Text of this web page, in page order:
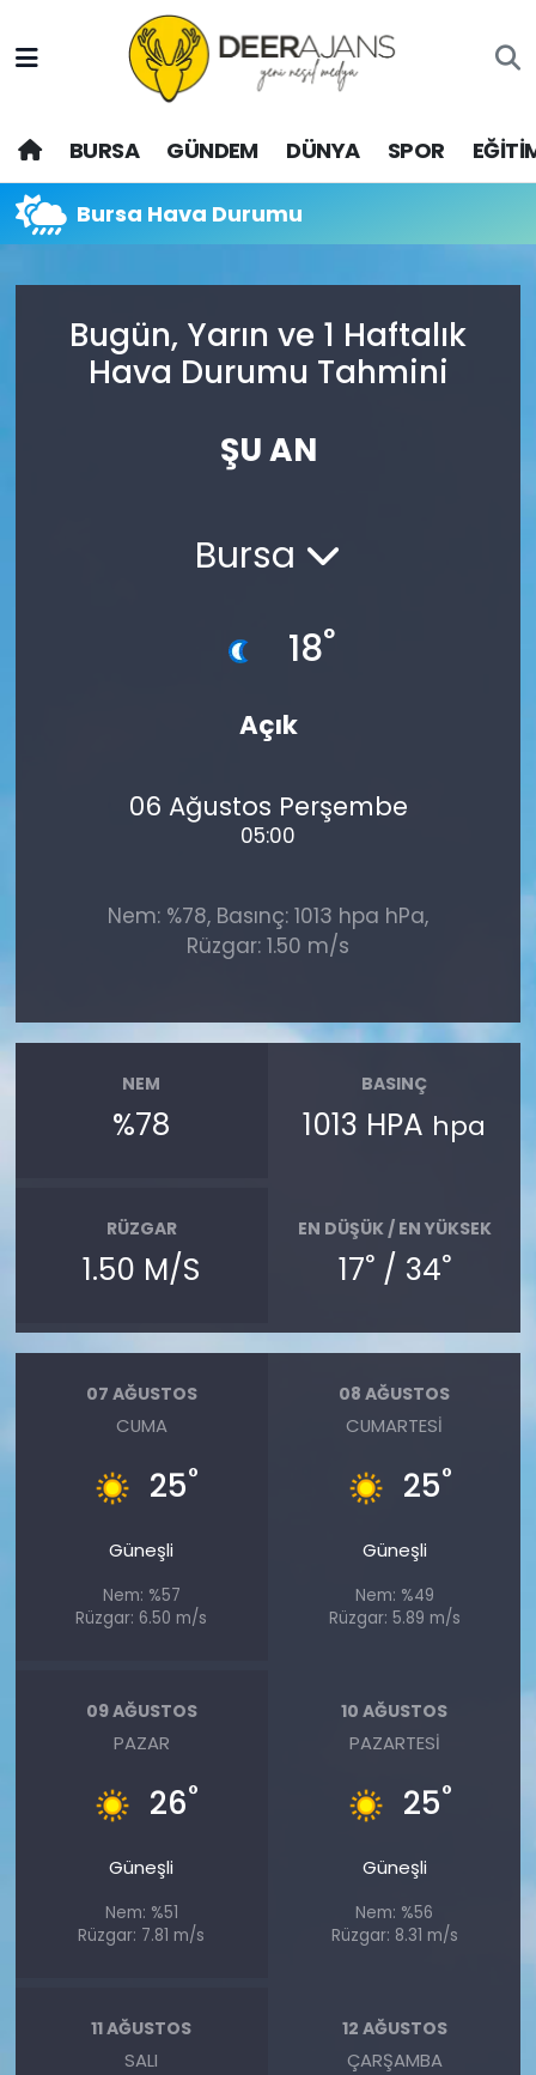
BURSA GÜNDEM DÜNYA SPOR
Bursa Hava Durumu
Bugün, Yarın ve 1 Haftalık
Hava Durumu Tahmini
ŞU AN
Bursa
18°
Açık
06 Ağustos Perşembe
05:00
Nem: %78, Basınç: 1013 hpa hPa,
Rüzgar: 1.50 m/s
NEM
%78
BASINÇ
1013 HPA hpa
RÜZGAR
1.50 M/S
EN DÜŞÜK / EN YÜKSEK
17°/ 34°
07 AĞUSTOS
CUMA
25°
Güneşli
Nem: %57
Rüzgar: 6.50 m/s
08 AĞUSTOS
CUMARTESI
25°
Güneşli
Nem: %49
Rüzgar: 5.89 m/s
09 AĞUSTOS
PAZAR
26°
Güneşli
Nem: %51
Rüzgar: 7.81 m/s
10 AĞUSTOS
PAZARTESI
25°
Güneşli
Nem: %56
Rüzgar: 8.31 m/s
11 AĞUSTOS
SALI
12 AĞUSTOS
ÇARŞAMBA
Hava Durumu
Trafik Durumu
Puan Durumu ve Fikstür
Son Dakika Haberleri